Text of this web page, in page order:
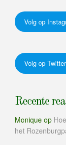
Volg op
Volg op Twitter
Recente
Monique op
het